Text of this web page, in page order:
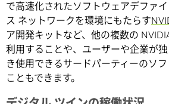
で高速化されたソフトウェアデファ
ス ネットワークを環境にもたらす
ア開発キットなど、他の複数の
利用することや、ユーザーや企業が
き使用できるサードパーティーのソ
こともできます。